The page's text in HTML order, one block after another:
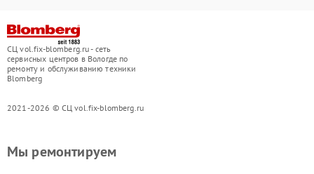
СЦ vol.fix-blomberg.ru - сеть
сервисных центров в Вологде по
ремонту и обслуживанию техники
Blomberg
2021-2026 © СЦ vol.fix-blomberg.ru
Мы ремонтируем